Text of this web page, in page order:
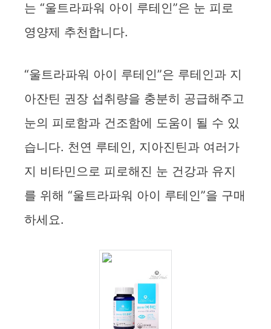
는 “울트라파워 아이 루테인”은 눈 피로
영양제 추천합니다.
“울트라파워 아이 루테인”은 루테인과 지
아잔틴 권장 섭취량을 충분히 공급해주고
눈의 피로함과 건조함에 도움이 될 수 있
습니다. 천연 루테인, 지아진틴과 여러가
지 비타민으로 피로해진 눈 건강과 유지
를 위해 “울트라파워 아이 루테인”을 구매
하세요.